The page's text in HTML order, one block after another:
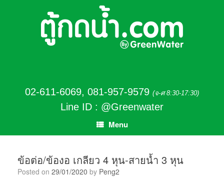
02-611-6069, 081-957-9579 (จ-ศ 8:30-17:30)
Line ID : @Greenwater
Menu
ข้อต่อ/ข้องอ เกลียว 4 หุน-สายน้ำ 3 หุน
Posted on 29/01/2020 by Peng2